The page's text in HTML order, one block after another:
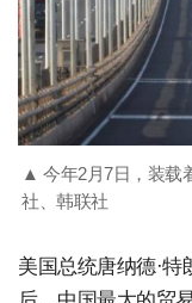
▲ 今年2月7日，装载
社、韩联社
美国总统唐纳德·特